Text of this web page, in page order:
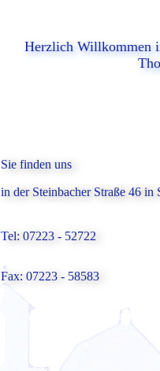
Herzlich Willkommen
Sie finden uns
in der Steinbacher Straße 46 in
Tel: 07223 - 52722
Fax: 07223 - 58583